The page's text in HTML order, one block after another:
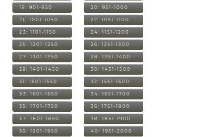
19: 901-950 20: 951-1000
21: 1001-1050 22: 1051-1100
23: 1101-1150 24: 1151-1200
25: 1201-1250 26: 1251-1300
27: 1301-1350 28: 1351-1400
29: 1401-1450 30: 1451-1500
31: 1501-1550 32: 1551-1600
33: 1601-1650 34: 1651-1700
35: 1701-1750 36: 1751-1800
37: 1801-1850 38: 1851-1900
39: 1901-1950 40: 1951-2000